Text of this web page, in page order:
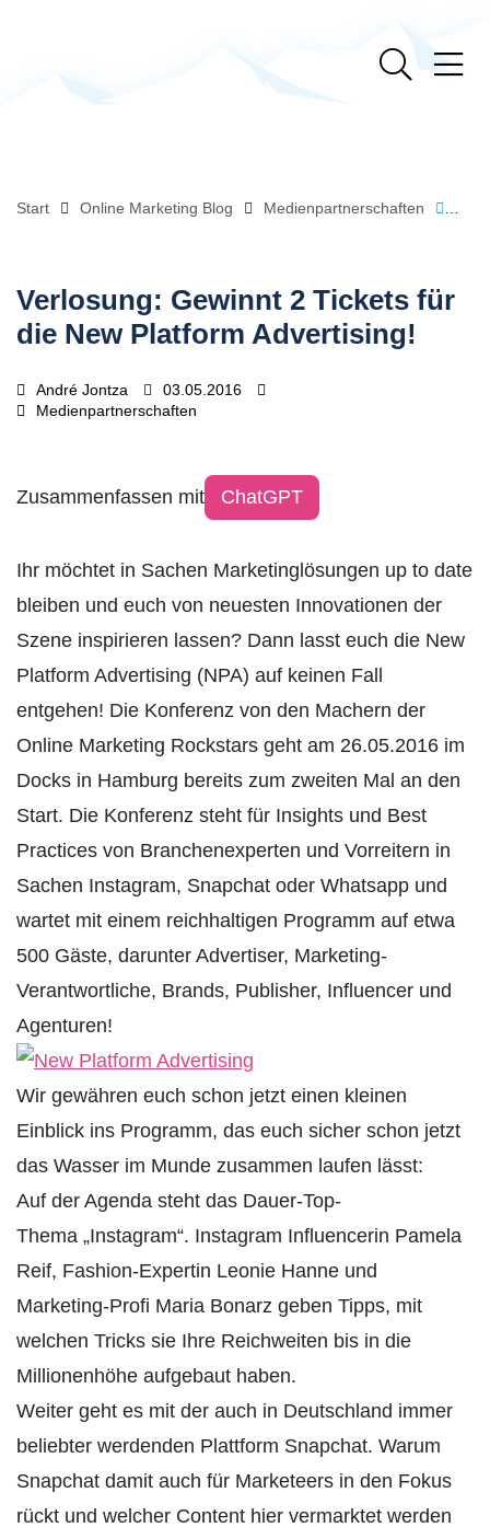
Start Online Marketing Blog Medienpartnerschaften
Verlosung: Gewinnt 2 Tickets für
die New Platform Advertising!
André Jontza
03.05.2016
Medienpartnerschaften
Zusammenfassen mit ChatGPT
Ihr möchtet in Sachen Marketinglösungen up to date
bleiben und euch von neuesten Innovationen der
Szene inspirieren lassen? Dann lasst euch die New
Platform Advertising (NPA) auf keinen Fall
entgehen! Die Konferenz von den Machern der
Online Marketing Rockstars geht am 26.05.2016 im
Docks in Hamburg bereits zum zweiten Mal an den
Start. Die Konferenz steht für Insights und Best
Practices von Branchenexperten und Vorreitern in
Sachen Instagram, Snapchat oder Whatsapp und
wartet mit einem reichhaltigen Programm auf etwa
500 Gäste, darunter Advertiser, Marketing-
Verantwortliche, Brands, Publisher, Influencer und
Agenturen!
Wir gewähren euch schon jetzt einen kleinen
Einblick ins Programm, das euch sicher schon jetzt
das Wasser im Munde zusammen laufen lässt:
Auf der Agenda steht das Dauer-Top-
Thema „Instagram“. Instagram Influencerin Pamela
Reif, Fashion-Expertin Leonie Hanne und
Marketing-Profi Maria Bonarz geben Tipps, mit
welchen Tricks sie Ihre Reichweiten bis in die
Millionenhöhe aufgebaut haben.
Weiter geht es mit der auch in Deutschland immer
beliebter werdenden Plattform Snapchat. Warum
Snapchat damit auch für Marketeers in den Fokus
rückt und welcher Content hier vermarktet werden